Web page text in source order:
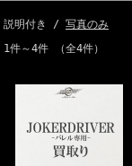
説明付き / 写真のみ
1件～4件 （全4件）